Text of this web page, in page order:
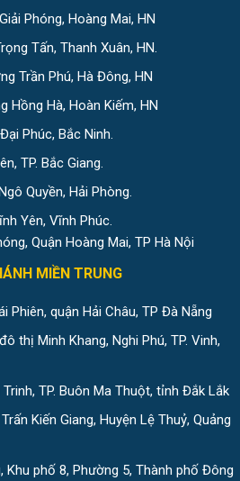
Phóng, Hoàng Mai, HN
Tấn, Thanh Xuân, HN.
Trần Phú, Hà Đông, HN
Hồng Hà, Hoàn Kiếm, HN
Phúc, Bắc Ninh.
TP. Bắc Giang.
Quyền, Hải Phòng.
Yên, Vĩnh Phúc.
Quận Hoàng Mai, TP Hà Nội
MIỀN TRUNG
Phiên, quận Hải Châu, TP Đà Nẵng
thị Minh Khang, Nghi Phú, TP. Vinh,
TP. Buôn Ma Thuột, tỉnh Đắk Lắk
Kiến Giang, Huyện Lệ Thuỷ, Quảng
Khu phố 8, Phường 5, Thành phố Đông